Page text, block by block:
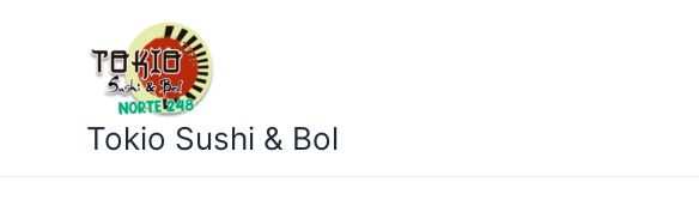
Tokio Sushi & Bol